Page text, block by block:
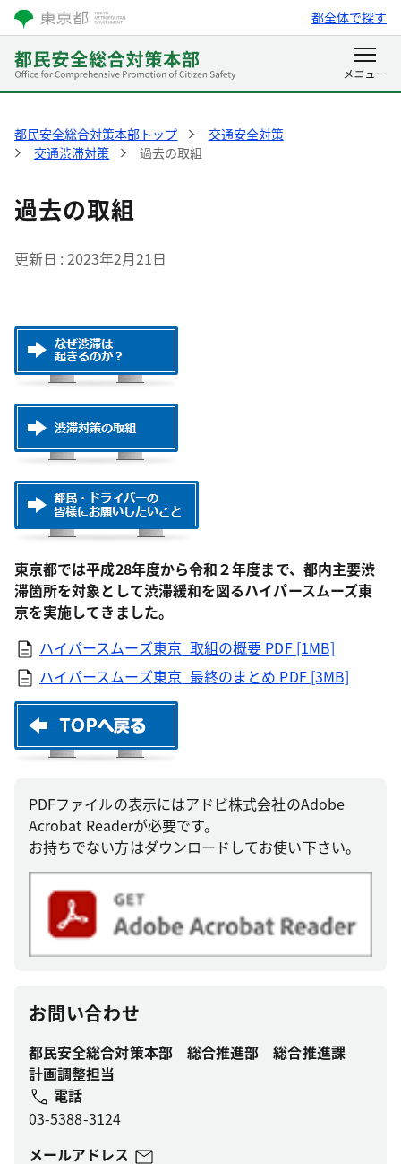
都全体で探す
都民安全総合対策本部トップ
交通安全対策
交通渋滞対策
過去の取組
過去の取組
更新日 2023年2月21日
東京都では平成28年度から令和２年度まで、都内主要渋
滞箇所を対象として渋滞緩和を図るハイパースムーズ東
京を実施してきました。
ハイパースムーズ東京_取組の概要 PDF [1MB]
ハイパースムーズ東京_最終のまとめ PDF [3MB]
PDFファイルの表示にはアドビ株式会社のAdobe
Acrobat Readerが必要です。
お持ちでない方はダウンロードしてお使い下さい。
お問い合わせ
都民安全総合対策本部 総合推進部 総合推進課
計画調整担当
電話
03-5388-3124
メールアドレス